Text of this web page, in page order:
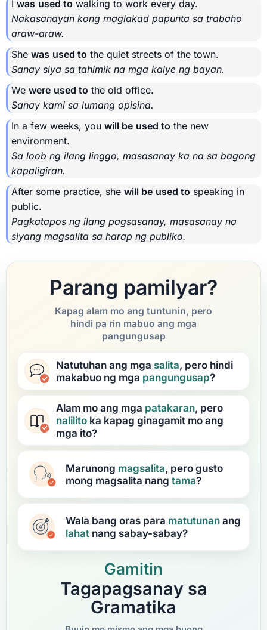
I was used to walking to work every day.
Nakasanayan kong maglakad papunta sa trabaho
araw-araw.
She was used to the quiet streets of the town.
Sanay siya sa tahimik na mga kalye ng bayan.
We were used to the old office.
Sanay kami sa lumang opisina.
In a few weeks, you will be used to the new
environment.
Sa loob ng ilang linggo, masasanay ka na sa bagong
kapaligiran.
After some practice, she will be used to speaking in
public.
Pagkatapos ng ilang pagsasanay, masasanay na
siyang magsalita sa harap ng publiko.
Parang pamilyar?
Kapag alam mo ang tuntunin, pero
hindi pa rin mabuo ang mga
pangungusap
Natutuhan ang mga salita, pero hindi
makabuo ng mga pangungusap?
Alam mo ang mga patakaran, pero
nalilito ka kapag ginagamit mo ang
mga ito?
Marunong magsalita, pero gusto
mong magsalita nang tama?
Wala bang oras para matutunanang
lahat nang sabay-sabay?
Gamitin
Tagapagsanay sa
Gramatika